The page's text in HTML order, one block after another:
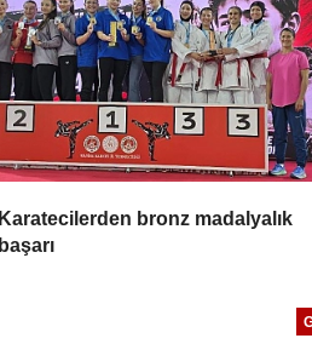
Karatecilerden bronz madalyalık
başarı